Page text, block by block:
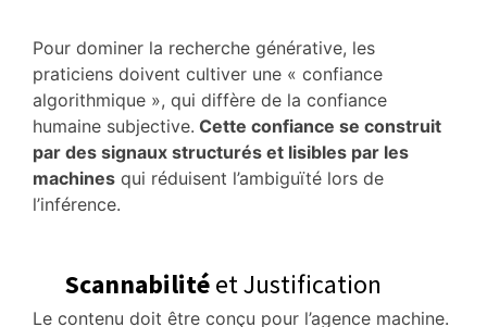
Pour dominer la recherche générative, les
praticiens doivent cultiver une « confiance
algorithmique », qui diffère de la confiance
humaine subjective. Cette confiance se construit
par des signaux structurés et lisibles par les
machines qui réduisent l’ambiguïté lors de
l’inférence.
Scannabilitéet Justification
Le contenu doit être conçu pour l’agence machine.